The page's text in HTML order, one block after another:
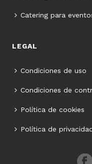
Catering para
LEGAL
Condiciones de uso
Condiciones de
Política de cookies
Política de